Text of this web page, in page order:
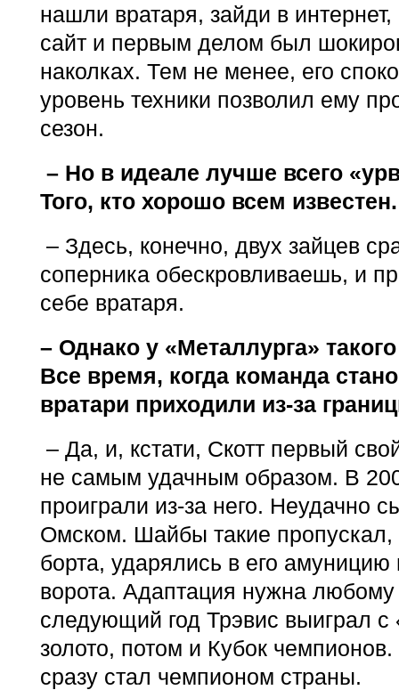
нашли вратаря, зайди в
сайт и первым делом был
наколках. Тем не менее, его
уровень техники позволил ему
сезон.
– Но в идеале лучше всего
Того, кто хорошо всем известен.
– Здесь, конечно, двух зайцев
соперника обескровливаешь, и
себе вратаря.
– Однако у «Металлурга»
Все время, когда команда
вратари приходили из-за
– Да, и, кстати, Скотт первый
не самым удачным образом. В
проиграли из-за него. Неудачно
Омском. Шайбы такие пропускал,
борта, ударялись в его амуницию
ворота. Адаптация нужна
следующий год Трэвис выиграл с
золото, потом и Кубок
сразу стал чемпионом страны.